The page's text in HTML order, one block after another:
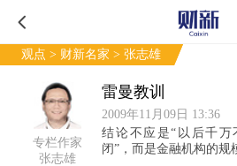
观点 > 财新名家 > 张志雄
专栏作家
张志雄
雷曼教训
2009年11月09日 13:36
结论不应是“以后千万
闭”，而是金融机构的规